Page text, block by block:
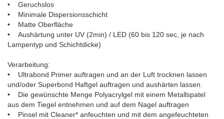
• Geruchslos
• Minimale Dispersionsschicht
• Matte Oberfläche
• Aushärtung unter UV (2min) / LED (60 bis 120 sec, je nach
Lampentyp und Schichtdicke)
Verarbeitung:
• Ultrabond Primer auftragen und an der Luft trocknen lassen
und/oder Superbond Haftgel auftragen und aushärten lassen.
• Die gewünschte Menge Polyacrylgel mit einem Metallspatel
aus dem Tiegel entnehmen und auf dem Nagel auftragen
• Pinsel mit Cleaner* anfeuchten und mit dem angefeuchteten